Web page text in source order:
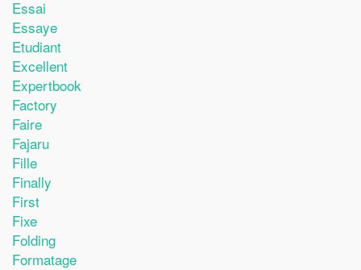
Essai
Essaye
Etudiant
Excellent
Expertbook
Factory
Faire
Fajaru
Fille
Finally
First
Fixe
Folding
Formatage